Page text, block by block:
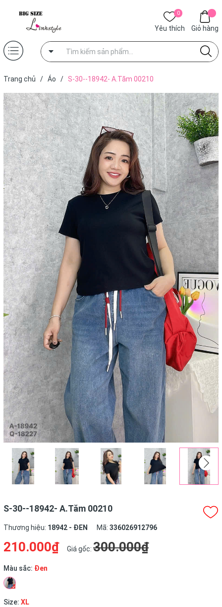
0
Yêu thích Giỏ hàng
Trang chủ / Áo / S-30--18942- A.Tăm 00210
S-30--18942- A.Tăm 00210
Thương hiệu: 18942 - ĐEN Mã: 336026912796
210.000₫ Giá gốc: 300.000₫
Màu sắc: Đen
Size: XL